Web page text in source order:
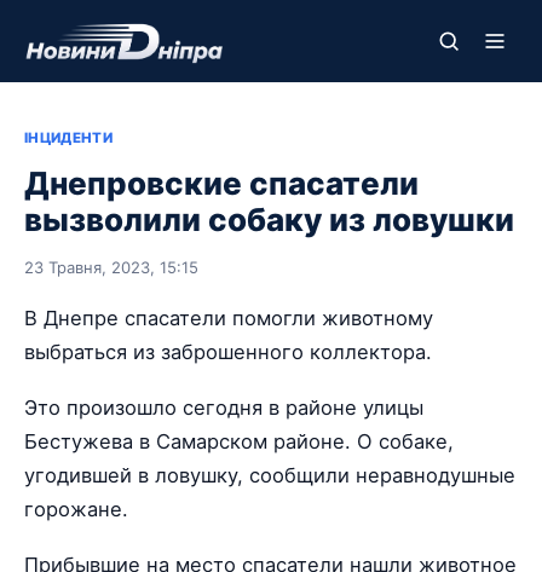
ІНЦИДЕНТИ
Днепровские спасатели
вызволили собаку из ловушки
23 Травня, 2023, 15:15
В Днепре спасатели помогли животному
выбраться из заброшенного коллектора.
Это произошло сегодня в районе улицы
Бестужева в Самарском районе. О собаке,
угодившей в ловушку, сообщили неравнодушные
горожане.
Прибывшие на место спасатели нашли животное